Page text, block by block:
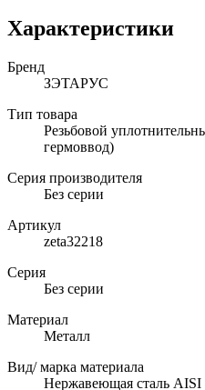
Характеристики
Бренд
ЗЭТАРУС
Тип товара
Резьбовой
гермоввод)
Серия производителя
Без серии
Артикул
zeta32218
Серия
Без серии
Материал
Металл
Вид/ марка материала
Нержавеющая сталь